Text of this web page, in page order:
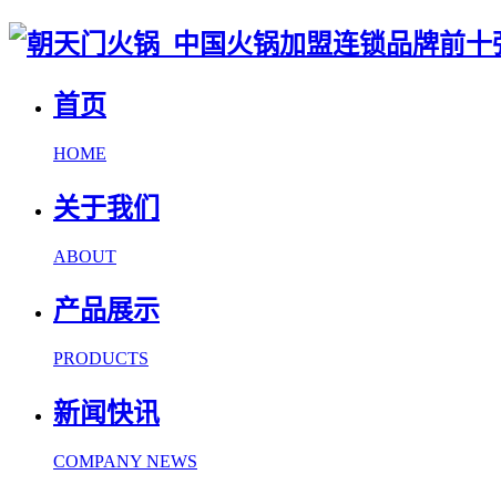
首页
HOME
关于我们
ABOUT
产品展示
PRODUCTS
新闻快讯
COMPANY NEWS